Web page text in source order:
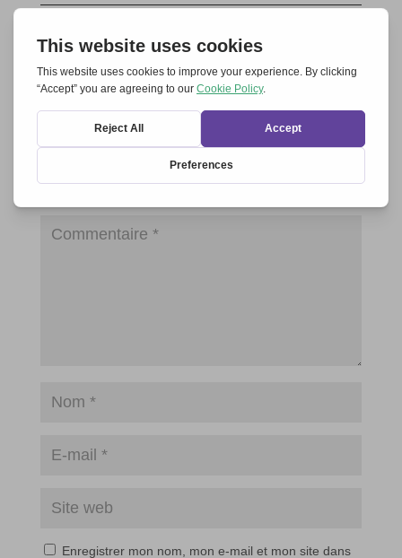
Soumettre un commentaire
Enregistrer mon nom, mon e-mail et mon site dans